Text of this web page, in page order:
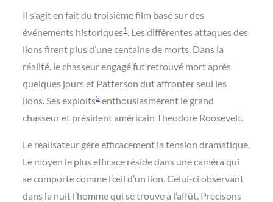
Il s’agit en fait du troisième film basé sur des
événements historiques1. Les différentes attaques des
lions firent plus d’une centaine de morts. Dans la
réalité, le chasseur engagé fut retrouvé mort après
quelques jours et Patterson dut affronter seul les
lions. Ses exploits2enthousiasmèrent le grand
chasseur et président américain Theodore Roosevelt.
Le réalisateur gère efficacement la tension dramatique.
Le moyen le plus efficace réside dans une caméra qui
se comporte comme l’œil d’un lion. Celui-ci observant
dans la nuit l’homme qui se trouve à l’affût. Précisons